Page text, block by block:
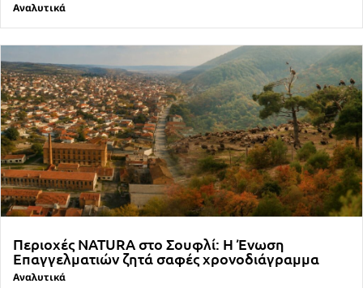
Αναλυτικά
Περιοχές NATURA στο Σουφλί: Η Ένωση
Επαγγελματιών ζητά σαφές χρονοδιάγραμμα
Αναλυτικά